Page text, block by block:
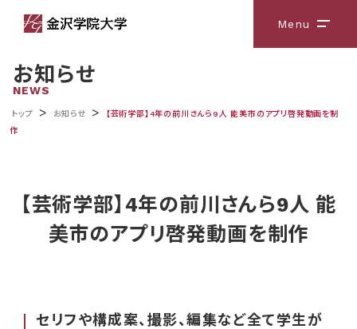
Menu メニ
お知らせ
NEWS
トップ > お知らせ >
【芸術学部】4年の前川さんら9人 能美市のアプリ啓発動画を制
作
【芸術学部】4年の前川さんら9人 能
美市のアプリ啓発動画を制作
セリフや構成案、撮影、編集など全て学生が